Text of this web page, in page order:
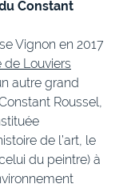
Constant
Vignon en 2017
de Louviers
autre grand
Roussel,
de l’art, le
du peintre) à